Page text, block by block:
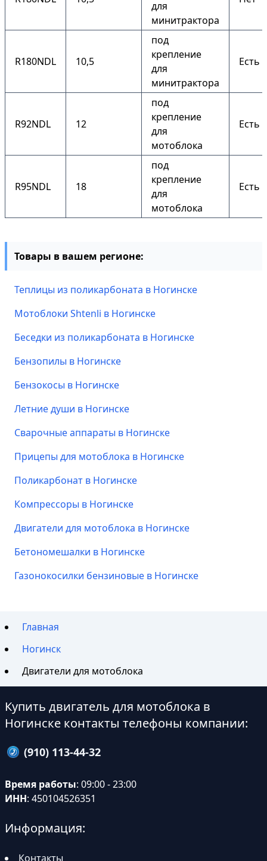
для
минитрактора
R180NDL 10,5
под
крепление
для
минитрактора
Есть
R92NDL 12
под
крепление
для
мотоблока
Есть
R95NDL 18
под
крепление
для
мотоблока
Есть
Товары в вашем регионе:
Теплицы из поликарбоната в Ногинске
Мотоблоки Shtenli в Ногинске
Беседки из поликарбоната в Ногинске
Бензопилы в Ногинске
Бензокосы в Ногинске
Летние души в Ногинске
Сварочные аппараты в Ногинске
Прицепы для мотоблока в Ногинске
Поликарбонат в Ногинске
Компрессоры в Ногинске
Двигатели для мотоблока в Ногинске
Бетономешалки в Ногинске
Газонокосилки бензиновые в Ногинске
Главная
Ногинск
Двигатели для мотоблока
Купить двигатель для мотоблока в
Ногинске контакты телефоны компании:
(910) 113-44-32
Время работы: 09:00 - 23:00
ИНН: 450104526351
Информация:
Контакты